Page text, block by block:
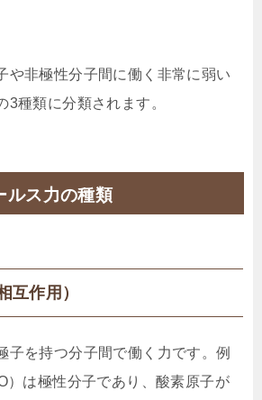
や非極性分子間に働く非常に弱い
3種類に分類されます。
ルス力の種類
互作用）
子を持つ分子間で働く力です。例
）は極性分子であり、酸素原子が